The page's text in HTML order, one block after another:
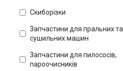
Скиборізки
Запчастини для пральних та
сушильних машин
Запчастини для пилососів,
пароочисників